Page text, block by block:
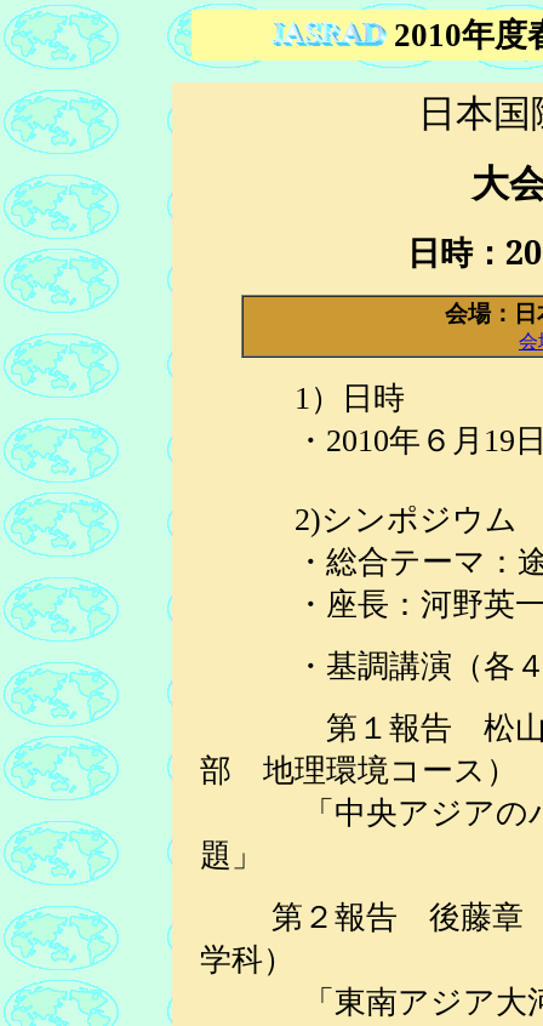
2010年度
日本
大
日時：
会場：
会
1）日時
・2010年６月19日
2)シンポジウム
・総合テーマ：途
・座長：河野英一
・基調講演（各４
第１報告 松
部 地理環境コース）
「中央アジアのバ
題」
第２報告 後藤章（
学科）
「東南アジア大河